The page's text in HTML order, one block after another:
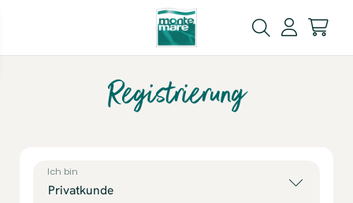
Registrierung
Ich bin